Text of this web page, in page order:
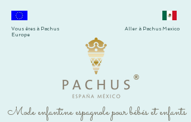
®
Mode enfantine espagnole pour bébés et enfants
Vous êtes à Pachus
Europe
Aller à Pachus Mexico